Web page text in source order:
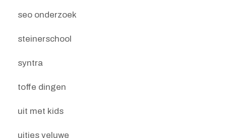
seo onderzoek
steinerschool
syntra
toffe dingen
uit met kids
uitjes veluwe